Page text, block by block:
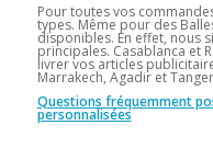
Pour toutes vos
types. Même pour des
disponibles. En effet, nous
principales. Casablanca et
livrer vos articles
Marrakech, Agadir et
Questions fréquemment
personnalisées